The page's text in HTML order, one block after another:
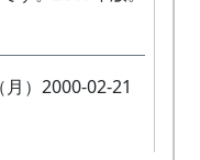
）2000-02-21